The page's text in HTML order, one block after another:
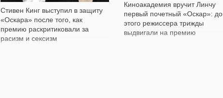
Стивен Кинг выступил в защиту
«Оскара» после того, как
премию раскритиковали за
расизм и сексизм
Киноакадемия вручит Линчу
первый почетный «Оскар»: до
этого режиссера трижды
выдвигали на премию